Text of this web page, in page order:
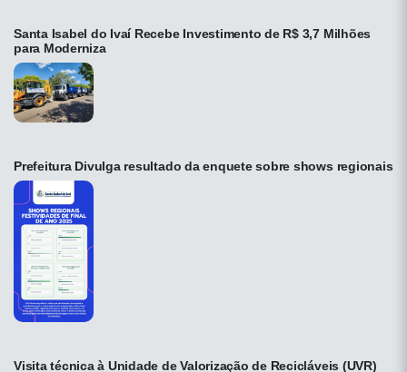
Santa Isabel do Ivaí Recebe Investimento de R$ 3,7 Milhões
para Moderniza
Prefeitura Divulga resultado da enquete sobre shows regionais
Visita técnica à Unidade de Valorização de Recicláveis (UVR)